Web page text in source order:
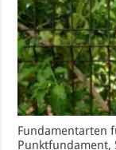
Fundamentarten